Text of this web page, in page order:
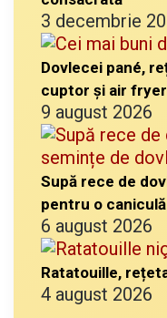
3 decembrie
Dovlecei pané,
cuptor și air fryer
9 august 2026
Supă rece de
pentru o
6 august 2026
Ratatouille,
4 august 2026